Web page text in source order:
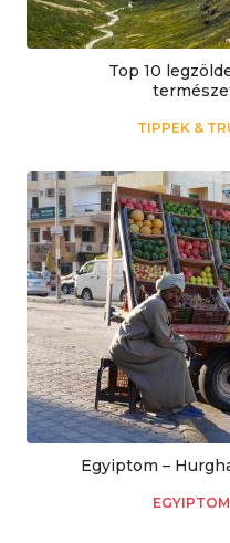
Top 10
TIPPEK &
Egyiptom –
EGYIPTOM